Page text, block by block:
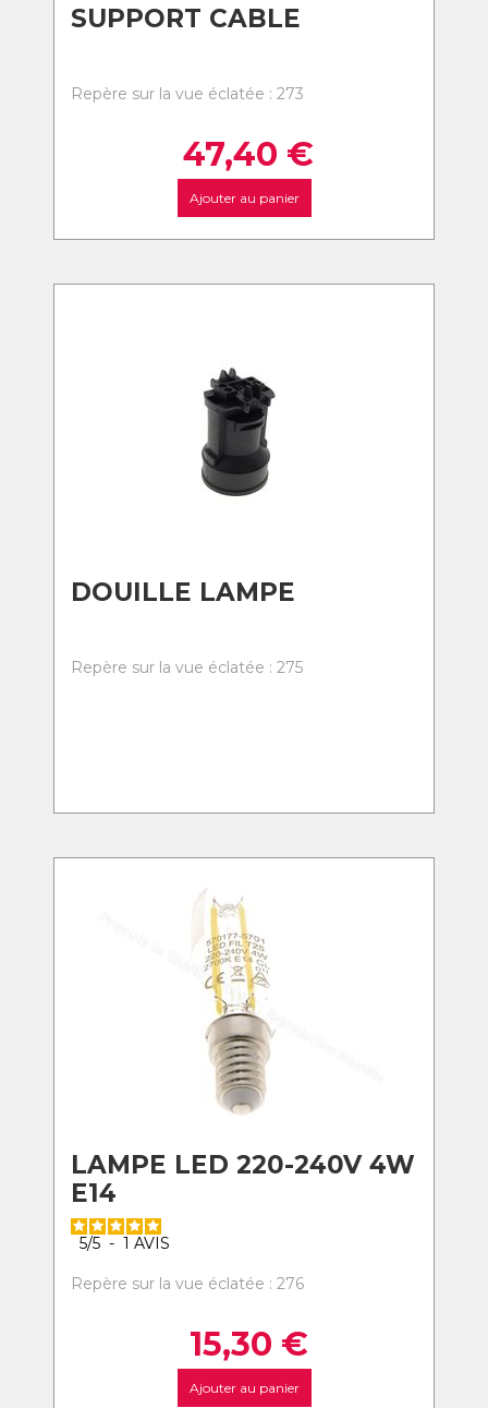
SUPPORT CABLE
Repère sur la vue éclatée : 273
47,40 €
Ajouter au panier
DOUILLE LAMPE
Repère sur la vue éclatée : 275
LAMPE LED 220-240V 4W
E14
5/5 - 1 AVIS
Repère sur la vue éclatée : 276
15,30 €
Ajouter au panier